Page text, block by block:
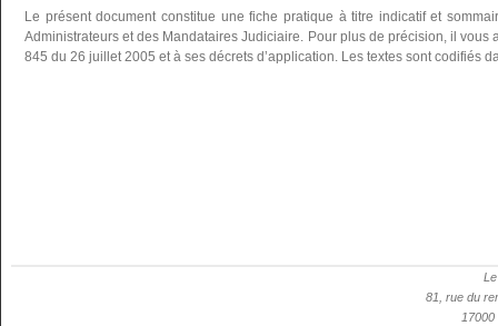
Le présent document constitue une fiche pratique à titre indicatif et
Administrateurs et des Mandataires Judiciaire. Pour plus de précision, il vous
845 du 26 juillet 2005 et à ses décrets d’application. Les textes sont codifiés
81, rue du
17000